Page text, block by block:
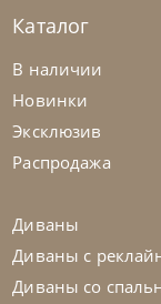
Franco
Стол
Diamante
Каталог
В наличии
Новинки
Эксклюзив
Распродажа
Диваны
Диваны с
Диваны со